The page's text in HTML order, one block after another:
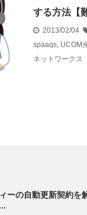
する方法【
2013/02/04
spaaqs, UCOM
ネットワークス
ーの自動更新契約を